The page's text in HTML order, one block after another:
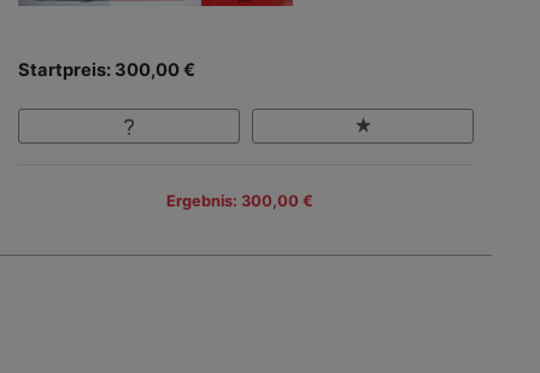
Startpreis: 300,00 €
Ergebnis: 300,00 €